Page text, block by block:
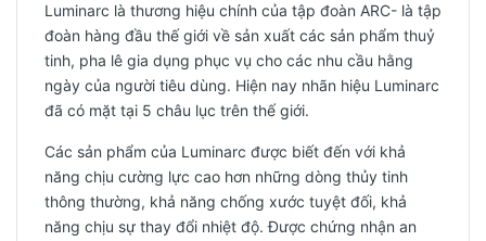
Luminarc là thương hiệu chính của tập đoàn ARC- là tập
đoàn hàng đầu thế giới về sản xuất các sản phẩm thuỷ
tinh, pha lê gia dụng phục vụ cho các nhu cầu hằng
ngày của người tiêu dùng. Hiện nay nhãn hiệu Luminarc
đã có mặt tại 5 châu lục trên thế giới.
Các sản phẩm của Luminarc được biết đến với khả
năng chịu cường lực cao hơn những dòng thủy tinh
thông thường, khả năng chống xước tuyệt đối, khả
năng chịu sự thay đổi nhiệt độ. Được chứng nhận an